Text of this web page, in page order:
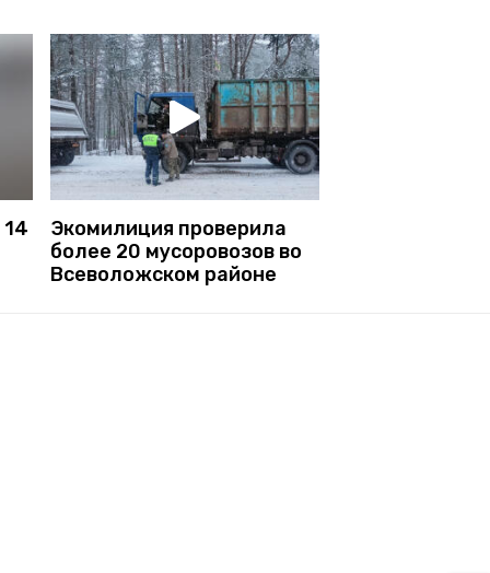
Экомилиция проверила
более 20 мусоровозов во
Всеволожском районе